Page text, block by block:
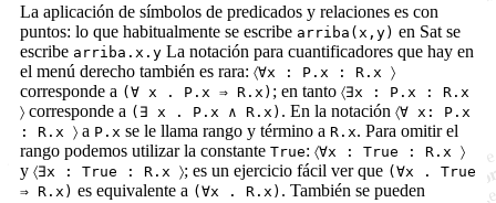
La aplicación de símbolos de predicados y relaciones es con
puntos: lo que habitualmente se escribe arriba(x,y) en Sat se
escribe arriba.x.y La notación para cuantificadores que hay en
el menú derecho también es rara: 〈∀x : P.x : R.x 〉
corresponde a (∀ x . P.x ⇒ R.x) ; en tanto 〈∃x : P.x : R.x
〉 corresponde a (∃ x . P.x ∧ R.x) . En la notación 〈∀ x: P.x
: R.x 〉 a P.x se le llama rango y término a R.x. Para omitir el
rango podemos utilizar la constante True: 〈∀x : True : R.x 〉
y 〈∃x : True : R.x 〉; es un ejercicio fácil ver que (∀x . True
⇒ R.x) es equivalente a (∀x . R.x) . También se pueden